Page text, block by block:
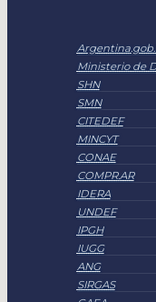
Ministerio de
SHN
SMN
CITEDEF
MINCYT
CONAE
COMPR.AR
IDERA
UNDEF
IPGH
IUGG
ANG
SIRGAS